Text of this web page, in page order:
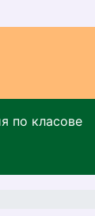
по класове